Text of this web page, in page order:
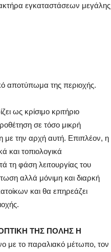
εγκαταστάσεων μεγάλης
αποτύπωμα της περιοχής.
ως κρίσιμο κριτήριο
σε τόσο μικρή
με την αρχή αυτή. Επιπλέον, η
και τοπιολογικά
τη φάση λειτουργίας του
αλλά μόνιμη και διαρκή
και θα επηρεάζει
ΤΗΣ ΠΟΛΗΣ Η
με το παραλιακό μέτωπο, τον